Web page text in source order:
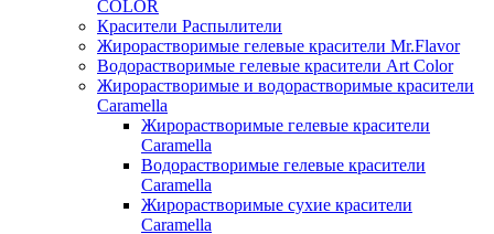
COLOR
Красители Распылители
Жирорастворимые гелевые красители Mr.Flavor
Водорастворимые гелевые красители Art Color
Жирорастворимые и водорастворимые красители
Caramella
Жирорастворимые гелевые красители
Caramella
Водорастворимые гелевые красители
Caramella
Жирорастворимые сухие красители
Caramella